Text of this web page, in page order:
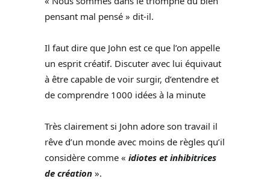
pensant mal pensé » dit-il.
Il faut dire que John est ce que l’on appelle
un esprit créatif. Discuter avec lui équivaut
à être capable de voir surgir, d’entendre et
de comprendre 1000 idées à la minute
Très clairement si John adore son travail il
rêve d’un monde avec moins de règles qu’il
considère comme « idiotes et inhibitrices
de création ».